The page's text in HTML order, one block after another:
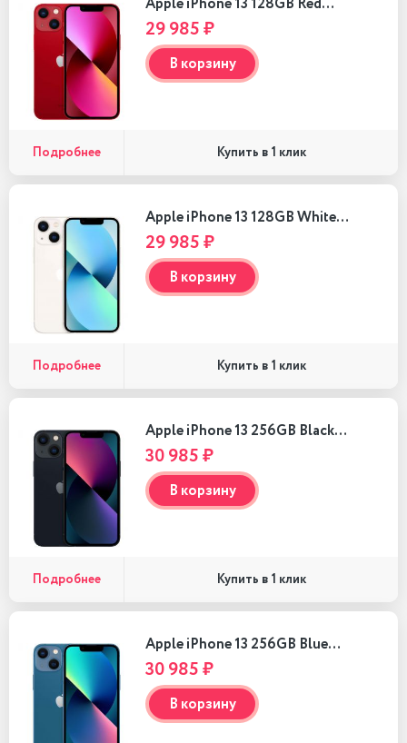
29 985 ₽
В корзину
Подробнее Купить в 1 клик
Apple iPhone 13 128GB White…
29 985 ₽
В корзину
Подробнее Купить в 1 клик
Apple iPhone 13 256GB Black…
30 985 ₽
В корзину
Подробнее Купить в 1 клик
Apple iPhone 13 256GB Blue…
30 985 ₽
В корзину